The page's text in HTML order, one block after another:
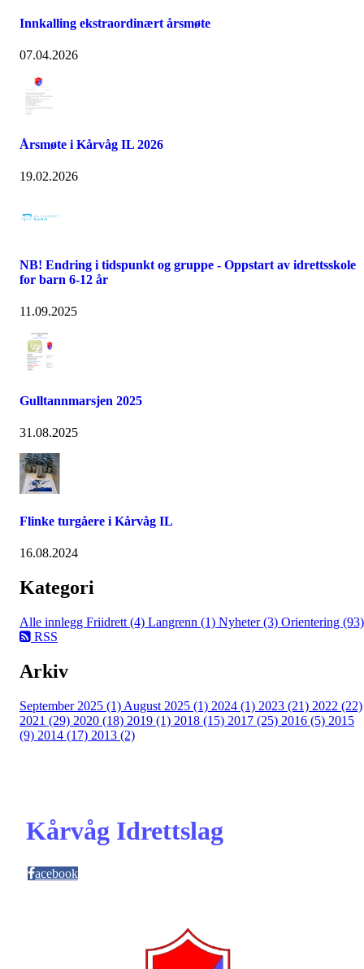
Innkalling ekstraordinært årsmøte
07.04.2026
Årsmøte i Kårvåg IL 2026
19.02.2026
NB! Endring i tidspunkt og gruppe - Oppstart av idrettsskole
for barn 6-12 år
11.09.2025
Gulltannmarsjen 2025
31.08.2025
Flinke turgåere i Kårvåg IL
16.08.2024
Kategori
Alle innlegg Friidrett (4) Langrenn (1) Nyheter (3) Orientering (93)
RSS
Arkiv
September 2025 (1) August 2025 (1) 2024 (1) 2023 (21) 2022 (22)
2021 (29) 2020 (18) 2019 (1) 2018 (15) 2017 (25) 2016 (5) 2015
(9) 2014 (17) 2013 (2)
Kårvåg Idrettslag
acebook